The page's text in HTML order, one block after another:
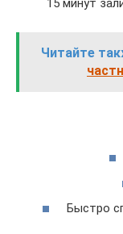
15 минут
Читайте
Быстро